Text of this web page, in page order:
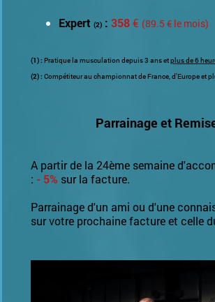
Expert (2) : 358€ (89.5 € le mois)
(1) : Pratique la musculation depuis 3 ans etplus de 6
(2) : Compétiteur au championnat de France, d'Europe et
Parrainage et
A partir de la 24ème semaine
: - 5% sur la facture.
Parrainage d'un ami ou d'une
sur votre prochaine facture et celle